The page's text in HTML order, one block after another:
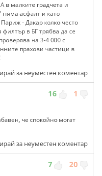
в малките градчета и
няма асфалт и като
- Дакар колко често
в БГ трябва да се
на 3-4 000 с
прахови частици в
за неуместен коментар
16 1
че спокойно могат
за неуместен коментар
7 20